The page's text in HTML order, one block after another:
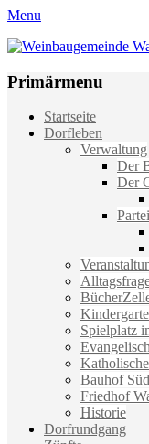
Menu
Weinbaugemeinde
Primärmenu
Weiter
zum
Startseite
Dorfleben
Verwaltung
Der
Der
Spielplatz
Bauhof Süd
Friedhof
Historie
Dorfrundgang